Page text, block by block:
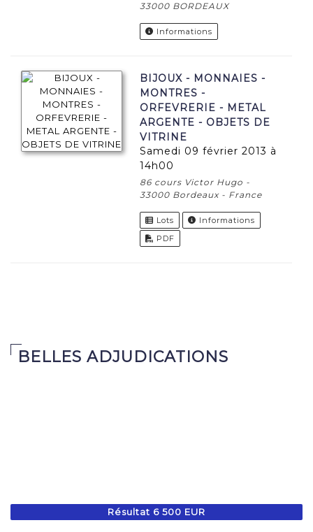
33000 BORDEAUX
Informations
BIJOUX - MONNAIES -
MONTRES -
ORFEVRERIE - METAL
ARGENTE - OBJETS DE
VITRINE
samedi 09 février 2013 à
14h00
86 cours Victor Hugo -
33000 Bordeaux - France
Lots
Informations
PDF
BELLES ADJUDICATIONS
Résultat 6 500 EUR